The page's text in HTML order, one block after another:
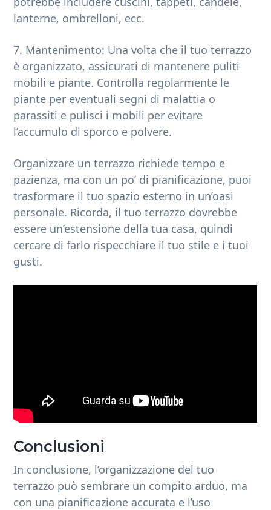
lanterne, ombrelloni, ecc.
7. Mantenimento: Una volta che il tuo terrazzo
è organizzato, assicurati di mantenere puliti
mobili e piante. Controlla regolarmente le
piante per eventuali segni di malattia o
parassiti e pulisci i mobili per evitare
l’accumulo di sporco e polvere.
Organizzare un terrazzo richiede tempo e
pazienza, ma con un po’ di pianificazione, puoi
trasformare il tuo spazio esterno in un’oasi
personale. Ricorda, il tuo terrazzo dovrebbe
essere un’estensione della tua casa, quindi
cercare di farlo rispecchiare il tuo stile e i tuoi
gusti.
Conclusioni
In conclusione, l’organizzazione del tuo
terrazzo può sembrare un compito arduo, ma
con una pianificazione accurata e l’uso